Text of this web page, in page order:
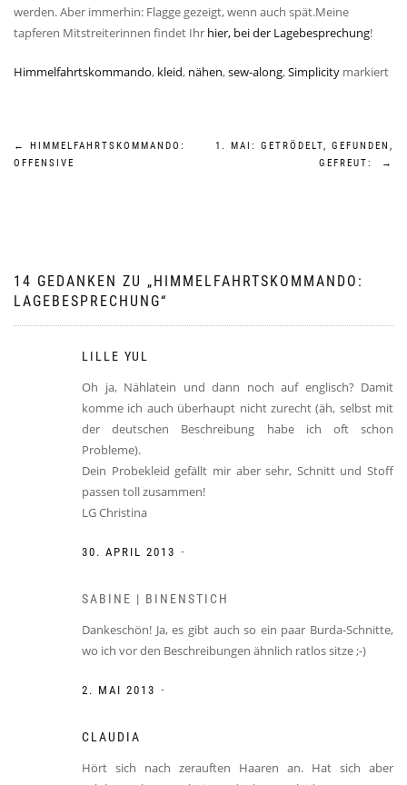
werden. Aber immerhin: Flagge gezeigt, wenn auch spät.Meine
tapferen Mitstreiterinnen findet Ihr hier, bei der Lagebesprechung!
Himmelfahrtskommando, kleid, nähen,sew-along,Simplicity markiert
Beitragsnavigation
←
HIMMELFAHRTSKOMMANDO:
OFFENSIVE
1. MAI: GETRÖDELT, GEFUNDEN,
GEFREUT:
→
14 GEDANKEN ZU „HIMMELFAHRTSKOMMANDO:
LAGEBESPRECHUNG“
LILLE YUL
Oh ja, Nählatein und dann noch auf englisch? Damit
komme ich auch überhaupt nicht zurecht (äh, selbst mit
der deutschen Beschreibung habe ich oft schon
Probleme).
Dein Probekleid gefällt mir aber sehr, Schnitt und Stoff
passen toll zusammen!
LG Christina
30. APRIL 2013 -
SABINE | BINENSTICH
Dankeschön! Ja, es gibt auch so ein paar Burda-Schnitte,
wo ich vor den Beschreibungen ähnlich ratlos sitze ;-)
2. MAI 2013 -
CLAUDIA
Hört sich nach zerauften Haaren an. Hat sich aber